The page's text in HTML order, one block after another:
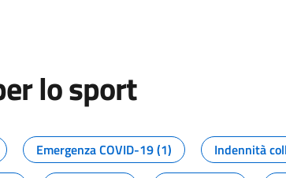
lo sport
dal Dipartimento per
Emergenza COVID-19 (1) Indennità